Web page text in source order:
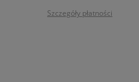
Szczegóły płatności